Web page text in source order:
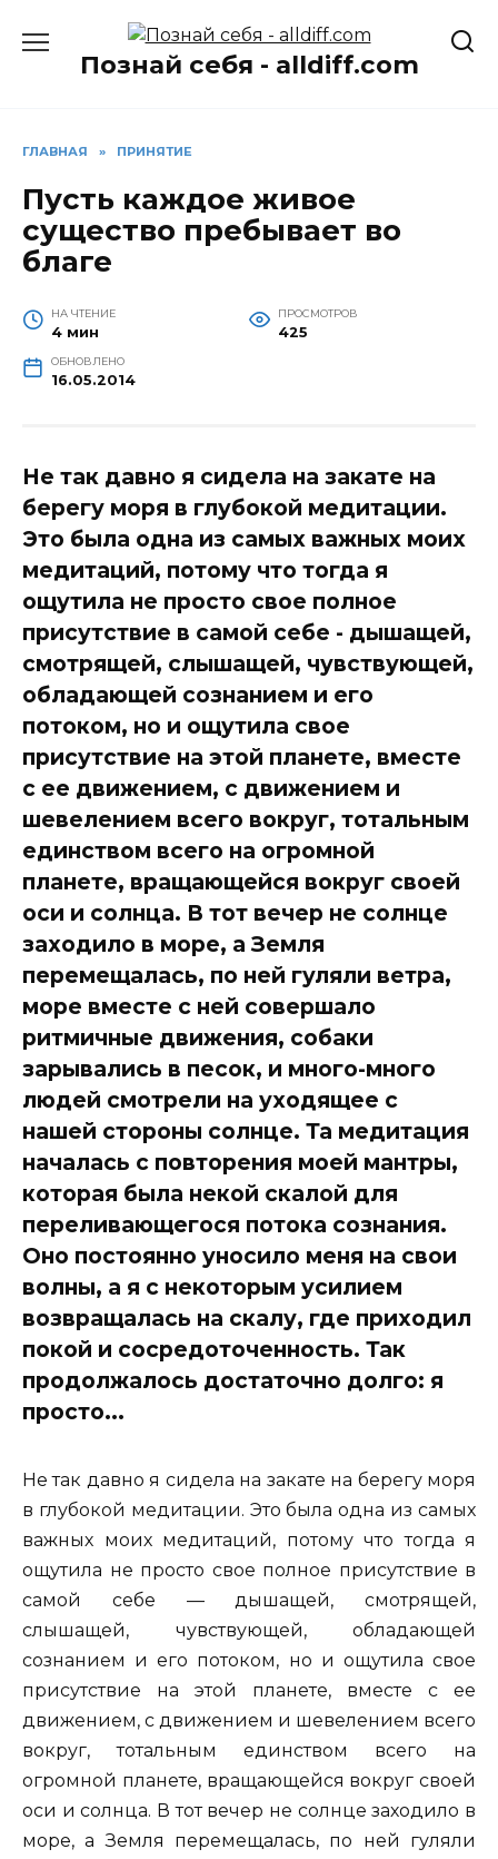
содержаниюПознай себя - alldiff.com
ГЛАВНАЯ » ПРИНЯТИЕ
Пусть каждое живое
существо пребывает во
благе
НА ЧТЕНИЕ
4 мин
ПРОСМОТРОВ
425
ОБНОВЛЕНО
16.05.2014
Не так давно я сидела на закате на
берегу моря в глубокой медитации.
Это была одна из самых важных моих
медитаций, потому что тогда я
ощутила не просто свое полное
присутствие в самой себе - дышащей,
смотрящей, слышащей, чувствующей,
обладающей сознанием и его
потоком, но и ощутила свое
присутствие на этой планете, вместе
с ее движением, с движением и
шевелением всего вокруг, тотальным
единством всего на огромной
планете, вращающейся вокруг своей
оси и солнца. В тот вечер не солнце
заходило в море, а Земля
перемещалась, по ней гуляли ветра,
море вместе с ней совершало
ритмичные движения, собаки
зарывались в песок, и много-много
людей смотрели на уходящее с
нашей стороны солнце. Та медитация
началась с повторения моей мантры,
которая была некой скалой для
переливающегося потока сознания.
Оно постоянно уносило меня на свои
волны, а я с некоторым усилием
возвращалась на скалу, где приходил
покой и сосредоточенность. Так
продолжалось достаточно долго: я
просто...
Не так давно я сидела на закате на берегу моря
в глубокой медитации. Это была одна из самых
важных моих медитаций, потому что тогда я
ощутила не просто свое полное присутствие в
самой себе — дышащей, смотрящей,
слышащей, чувствующей, обладающей
сознанием и его потоком, но и ощутила свое
присутствие на этой планете, вместе с ее
движением, с движением и шевелением всего
вокруг, тотальным единством всего на
огромной планете, вращающейся вокруг своей
оси и солнца. В тот вечер не солнце заходило в
море, а Земля перемещалась, по ней гуляли